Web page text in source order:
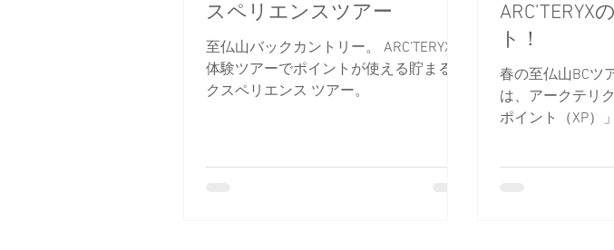
スペリエンスツアー
至仏山バックカントリー。 ARC’TERYXの
体験ツアーでポイントが使える貯まるエ
クスペリエンス ツアー。
ト！
春の至仏山BCツ
は、アークテリ
ポイント（XP）
用に充当できま